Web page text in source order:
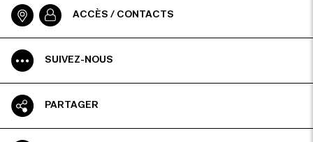
ACCÈS / CONTACTS
SUIVEZ-NOUS
PARTAGER